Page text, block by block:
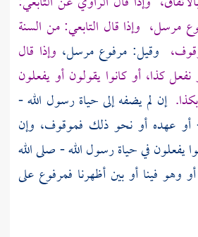
مرسل، وإذا قال التابعي: من السنة
وقيل: مرفوع مرسل، وإذا قال
كذا، أو كانوا يقولون أو يفعلون
إن لم يضفه إلى حياة رسول الله -
أو عهده أو نحو ذلك فموقوف، وإن
يفعلون في حياة رسول الله - صلى الله
وهو فينا أو بين أظهرنا فمرفوع على